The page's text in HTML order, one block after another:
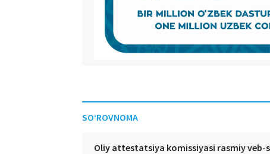
SO‘ROVNOMA
Oliy attestatsiya komissiyasi rasmiy